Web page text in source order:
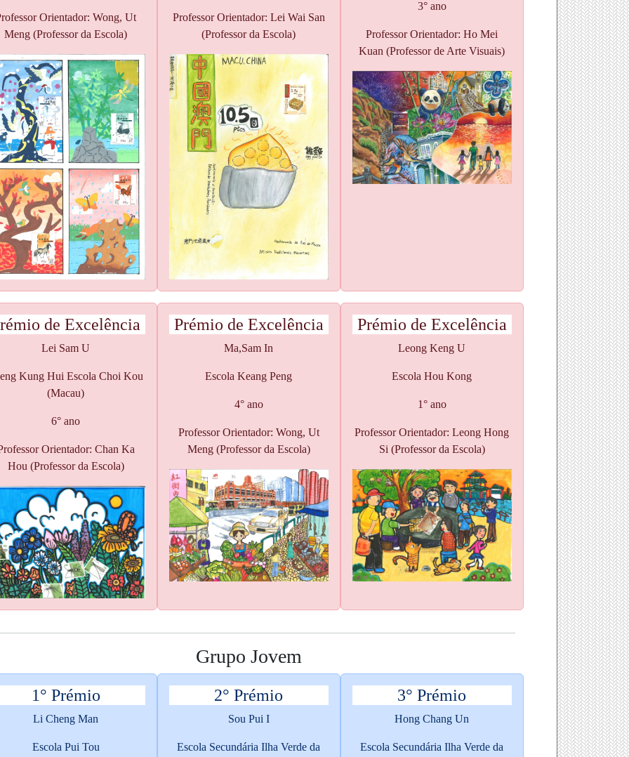
Orientador: Wong, Ut
Meng (Professor da Escola)
Professor Orientador: Lei Wai San
(Professor da Escola)
3° ano
Professor Orientador: Ho Mei
Kuan (Professor de Arte Visuais)
de Excelência
Lei Sam U
Kung Hui Escola Choi Kou
(Macau)
6° ano
Orientador: Chan Ka
Hou (Professor da Escola)
Prémio de Excelência
Ma,Sam In
Escola Keang Peng
4° ano
Professor Orientador: Wong, Ut
Meng (Professor da Escola)
Prémio de Excelência
Leong Keng U
Escola Hou Kong
1° ano
Professor Orientador: Leong Hong
Si (Professor da Escola)
Grupo Jovem
1° Prémio
Li Cheng Man
Escola Pui Tou
2° Prémio
Sou Pui I
Escola Secundária Ilha Verde da
3° Prémio
Hong Chang Un
Escola Secundária Ilha Verde da